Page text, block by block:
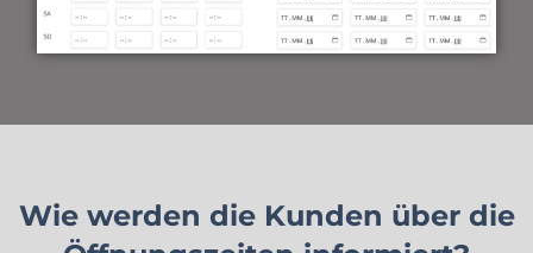
Wie werden die Kunden über die